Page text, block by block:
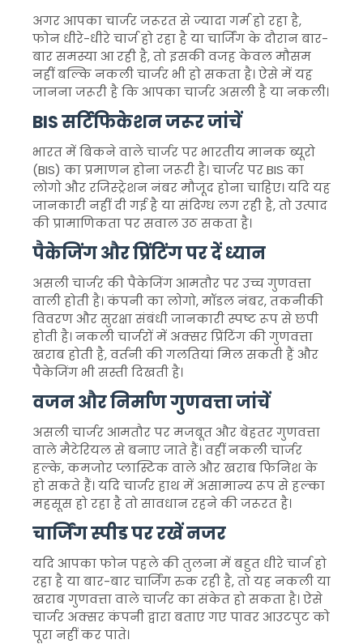
अगर आपका चार्जर जरूरत से ज्यादा गर्म हो रहा है,
फोन धीरे-धीरे चार्ज हो रहा है या चार्जिंग के दौरान बार-
बार समस्या आ रही है, तो इसकी वजह केवल मौसम
नहीं बल्कि नकली चार्जर भी हो सकता है। ऐसे में यह
जानना जरूरी है कि आपका चार्जर असली है या नकली।
BIS सर्टिफिकेशन जरूर जांचें
भारत में बिकने वाले चार्जर पर भारतीय मानक ब्यूरो
(BIS) का प्रमाणन होना जरूरी है। चार्जर पर BIS का
लोगो और रजिस्ट्रेशन नंबर मौजूद होना चाहिए। यदि यह
जानकारी नहीं दी गई है या संदिग्ध लग रही है, तो उत्पाद
की प्रामाणिकता पर सवाल उठ सकता है।
पैकेजिंग और प्रिंटिंग पर दें ध्यान
असली चार्जर की पैकेजिंग आमतौर पर उच्च गुणवत्ता
वाली होती है। कंपनी का लोगो, मॉडल नंबर, तकनीकी
विवरण और सुरक्षा संबंधी जानकारी स्पष्ट रूप से छपी
होती है। नकली चार्जरों में अक्सर प्रिंटिंग की गुणवत्ता
खराब होती है, वर्तनी की गलतियां मिल सकती हैं और
पैकेजिंग भी सस्ती दिखती है।
वजन और निर्माण गुणवत्ता जांचें
असली चार्जर आमतौर पर मजबूत और बेहतर गुणवत्ता
वाले मैटेरियल से बनाए जाते हैं। वहीं नकली चार्जर
हल्के, कमजोर प्लास्टिक वाले और खराब फिनिश के
हो सकते हैं। यदि चार्जर हाथ में असामान्य रूप से हल्का
महसूस हो रहा है तो सावधान रहने की जरूरत है।
चार्जिंग स्पीड पर रखें नजर
यदि आपका फोन पहले की तुलना में बहुत धीरे चार्ज हो
रहा है या बार-बार चार्जिंग रुक रही है, तो यह नकली या
खराब गुणवत्ता वाले चार्जर का संकेत हो सकता है। ऐसे
चार्जर अक्सर कंपनी द्वारा बताए गए पावर आउटपुट को
पूरा नहीं कर पाते।